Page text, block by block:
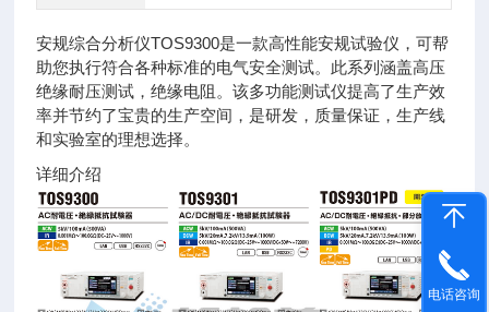
安规综合分析仪TOS9300是一款高性能安规试验仪，可帮
助您执行符合各种标准的电气安全测试。此系列涵盖高压
绝缘耐压测试，绝缘电阻。该多功能测试仪提高了生产效
率并节约了宝贵的生产空间，是研发，质量保证，生产线
和实验室的理想选择。
详细介绍
电话咨询